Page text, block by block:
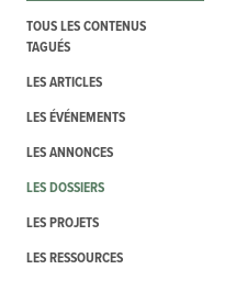
TOUS LES CONTENUS
TAGUÉS
LES ARTICLES
LES ÉVÉNEMENTS
LES ANNONCES
LES DOSSIERS
LES PROJETS
LES RESSOURCES